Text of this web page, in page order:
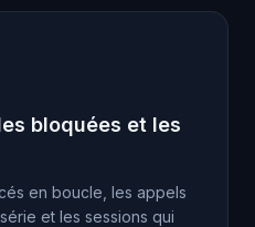
bloquées et les
en boucle, les appels
et les sessions qui